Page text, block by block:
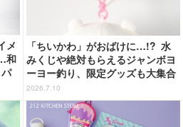
メ
和
パ
「ちいかわ」がおばけに…!? 水
みくじや絶対もらえるジャンボヨ
ーヨー釣り、限定グッズも大集合
☆ フジテレビの夏イベ「お台場
ファンライジング」詳細公開
2026.7.10